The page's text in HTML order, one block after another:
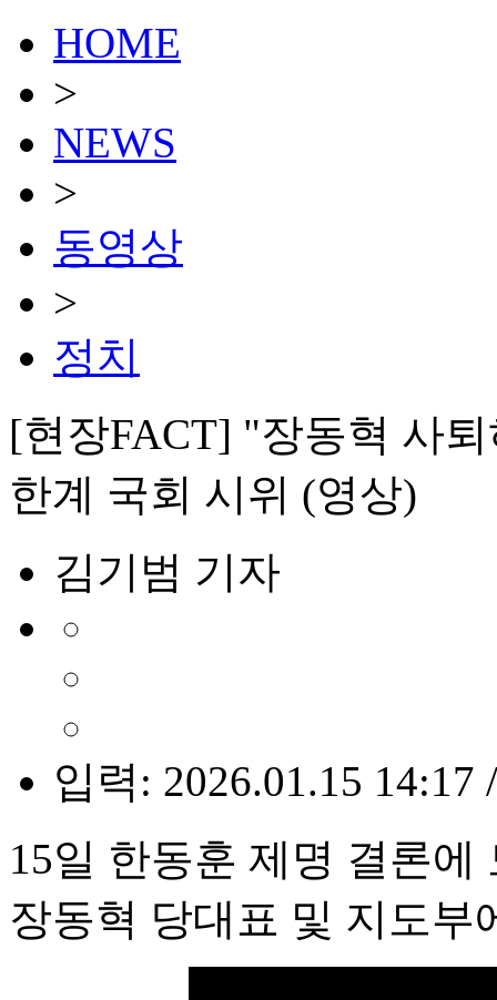
HOME
>
NEWS
>
동영상
>
정치
[현장FACT] "장동혁 사
한계 국회 시위 (영상)
김기범 기자
입력: 2026.01.15 14:17
15일 한동훈 제명 결론에
장동혁 당대표 및 지도부